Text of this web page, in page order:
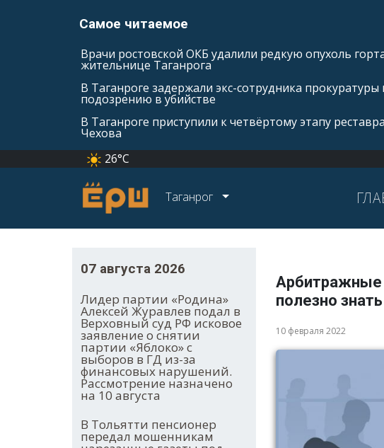
Самое читаемое
Врачи ростовской ОКБ удалили редкую опухоль
жительнице Таганрога
В Таганроге задержали экс-сотрудника прокуратуры
подозрению в убийстве
В Таганроге приступили к четвёртому этапу
Чехова
26°C
Таганрог
07 августа 2026
Лидер партии «Родина»
Алексей Журавлев подал в
Верховный суд РФ исковое
заявление о снятии
партии «Яблоко» с
выборов в ГД из-за
финансовых нарушений.
Рассмотрение назначено
на 10 августа
В Тольятти пенсионер
передал мошенникам
Арбитражные
полезно знать
10 февраля 2022